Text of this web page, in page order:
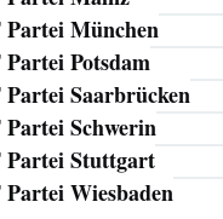
Partei München
Potsdam
Partei Saarbrücken
Partei Schwerin
Partei Stuttgart
Wiesbaden